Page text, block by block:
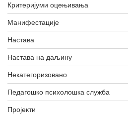
Критеријуми оцењивања
Манифестације
Настава
Настава на даљину
Некатегоризовано
Педагошко психолошка служба
Пројекти